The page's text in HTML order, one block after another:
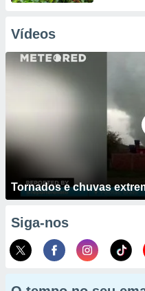
Vídeos
Tornados e chuvas
Siga-nos